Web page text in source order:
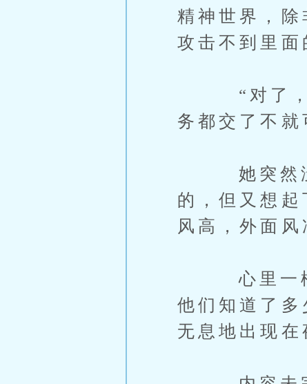
精神世界，
攻击不到里面
“对了，不
务都交了不就
她突然没头
的，但又想
风高，外面
心里一松，
他们知道了
无息地出现在